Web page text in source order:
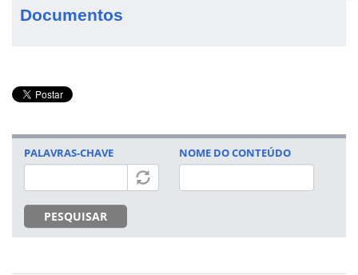
Documentos
PALAVRAS-CHAVE
PESQUISAR
NOME DO CONTEÚDO